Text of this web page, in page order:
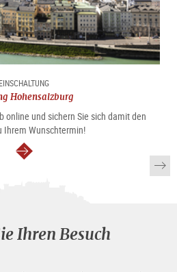
EINSCHALTUNG
Hohensalzburg
online und sichern Sie sich damit den
Ihrem Wunschtermin!
weiter
Ihren Besuch